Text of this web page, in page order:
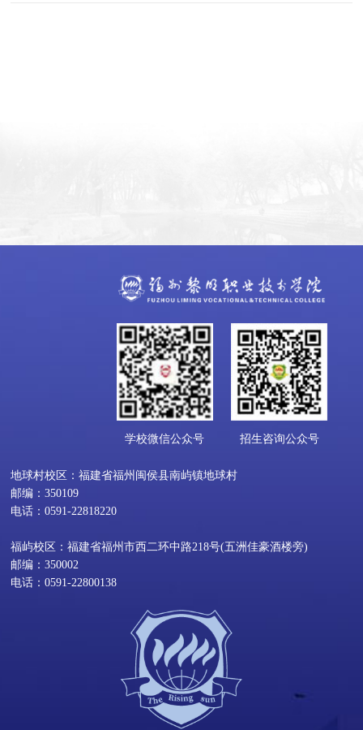
学校微信公众号 招生咨询公众号
地球村校区：福建省福州闽侯县南屿镇地球村
邮编：350109
电话：0591-22818220
福屿校区：福建省福州市西二环中路218号(五洲佳豪酒楼旁)
邮编：350002
电话：0591-22800138